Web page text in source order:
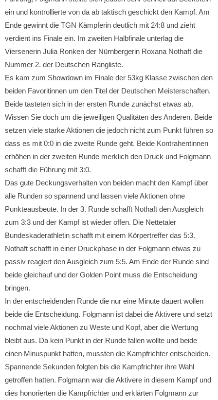
ein und kontrollierte von da ab taktisch geschickt den Kampf. Am
Ende gewinnt die TGN Kämpferin deutlich mit 24:8 und zieht
verdient ins Finale ein. Im zweiten Halbfinale unterlag die
Viersenerin Julia Ronken der Nürnbergerin Roxana Nothaft die
Nummer 2. der Deutschen Rangliste.
Es kam zum Showdown im Finale der 53kg Klasse zwischen den
beiden Favoritinnen um den Titel der Deutschen Meisterschaften.
Beide tasteten sich in der ersten Runde zunächst etwas ab.
Wissen Sie doch um die jeweiligen Qualitäten des Anderen. Beide
setzen viele starke Aktionen die jedoch nicht zum Punkt führen so
dass es mit 0:0 in die zweite Runde geht. Beide Kontrahentinnen
erhöhen in der zweiten Runde merklich den Druck und Folgmann
schafft die Führung mit 3:0.
Das gute Deckungsverhalten von beiden macht den Kampf über
alle Runden so spannend und lassen viele Aktionen ohne
Punkteausbeute. In der 3. Runde schafft Nothaft den Ausgleich
zum 3:3 und der Kampf ist wieder offen. Die Nettetaler
Bundeskaderathletin schafft mit einem Körpertreffer das 5:3.
Nothaft schafft in einer Druckphase in der Folgmann etwas zu
passiv reagiert den Ausgleich zum 5:5. Am Ende der Runde sind
beide gleichauf und der Golden Point muss die Entscheidung
bringen.
In der entscheidenden Runde die nur eine Minute dauert wollen
beide die Entscheidung. Folgmann ist dabei die Aktivere und setzt
nochmal viele Aktionen zu Weste und Kopf, aber die Wertung
bleibt aus. Da kein Punkt in der Runde fallen wollte und beide
einen Minuspunkt hatten, mussten die Kampfrichter entscheiden.
Spannende Sekunden folgten bis die Kampfrichter ihre Wahl
getroffen hatten. Folgmann war die Aktivere in diesem Kampf und
dies honorierten die Kampfrichter und erklärten Folgmann zur